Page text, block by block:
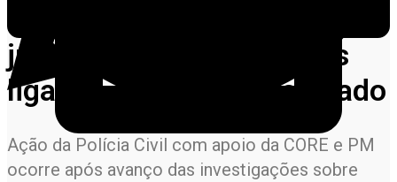
Colíder e cumpre 18 ordens
judiciais contra suspeitos
ligados ao crime organizado
Ação da Polícia Civil com apoio da CORE e PM
ocorre após avanço das investigações sobre